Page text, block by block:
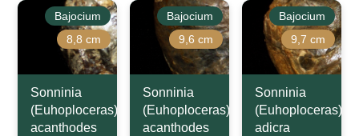
Bajocium
8,8 cm
Sonninia
(Euhoploceras)
acanthodes
Bajocium
9,6 cm
Sonninia
(Euhoploceras)
acanthodes
Bajocium
9,7 cm
Sonninia
(Euhoploceras)
adicra